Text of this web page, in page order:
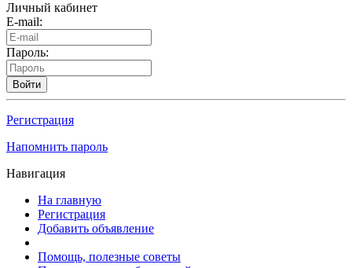
Личный кабинет
E-mail:
Пароль:
Войти
Регистрация
Напомнить пароль
Навигация
На главную
Регистрация
Добавить объявление
Помощь, полезные советы